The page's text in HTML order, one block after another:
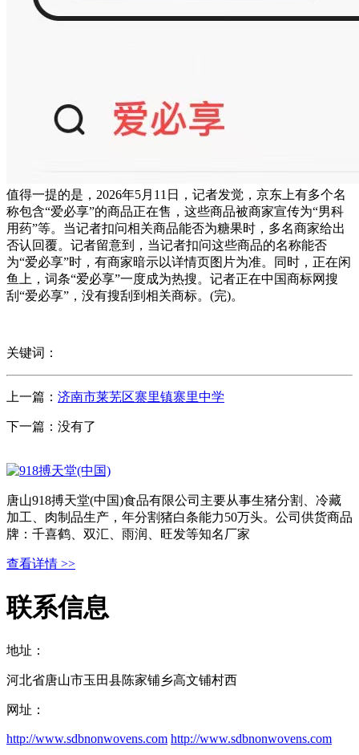
值得一提的是，2026年5月11日，记者发觉，京东上有多个名
称包含“爱必享”的商品正在售，这些商品被商家宣传为“男科
用药”等。当记者扣问相关商品能否为糖果时，多名商家给出
否认回覆。记者留意到，当记者扣问这些商品的名称能否
为“爱必享”时，有商家暗示以详情页图片为准。同时，正在闲
鱼上，词条“爱必享”一度成为热搜。记者正在中国商标网搜
刮“爱必享”，没有搜刮到相关商标。(完)。
关键词：
上一篇： 济南市莱芜区寨里镇寨里中学
下一篇：没有了
唐山918搏天堂(中国)食品有限公司主要从事生猪分割、冷藏
加工、肉制品生产，年分割猪白条能力50万头。公司供货商品
牌：千喜鹤、双汇、雨润、旺发等知名厂家
查看详情 >>
联系信息
地址：
河北省唐山市玉田县陈家铺乡高文铺村西
网址：
http://www.sdbnonwovens.com http://www.sdbnonwovens.com